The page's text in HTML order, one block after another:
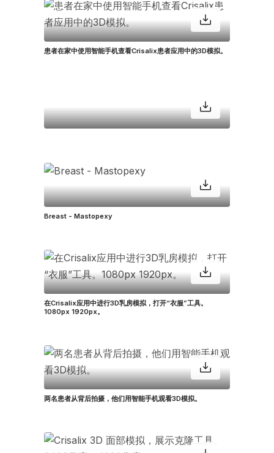
患者在家中使用智能手机查看Crisalix患者应用中的3D模拟。
Breast - Mastopexy
在Crisalix应用中进行3D乳房模拟，打开“衣服”工具。
1080px 1920px。
两名患者从背后拍摄，他们用智能手机观看3D模拟。